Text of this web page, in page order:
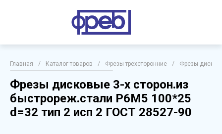
Главная / Каталог товаров / Фрезы трехсторонние / Фрезы
Фрезы дисковые 3-х сторон.из
быстрореж.стали Р6М5 100*25
d=32 тип 2 исп 2 ГОСТ 28527-90